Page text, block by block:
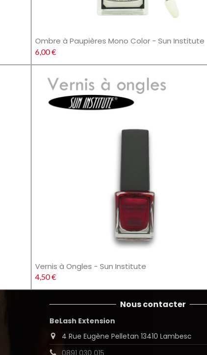
Ombre à Paupières Mono Color - Sun Institute
6,00 €
Vernis à Ongles - Sun Institute
4,50 €
Nous contacter
BeLash Extension
4 Rue Eugène Pelletan 13410 Lambesc